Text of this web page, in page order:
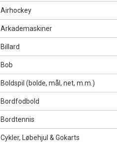
Airhockey
Arkademaskiner
Billard
Bob
Boldspil (bolde, mål, net, m.m.)
Bordfodbold
Bordtennis
Cykler, Løbehjul & Gokarts